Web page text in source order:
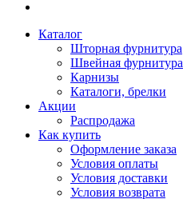
Каталог
Шторная фурнитура
Швейная фурнитура
Карнизы
Каталоги, брелки
Акции
Распродажа
Как купить
Оформление заказа
Условия оплаты
Условия доставки
Условия возврата